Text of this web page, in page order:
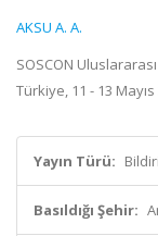
AKSU A. A.
SOSCON
Türkiye, 11 - 13
Yayın Türü:
Basıldığı Şehir: